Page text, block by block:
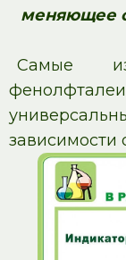
меняющее
Самые
зависимости